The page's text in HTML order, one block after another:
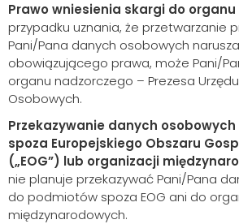
Prawo wniesienia skargi do
przypadku uznania, że przetwarzanie
Pani/Pana danych osobowych
obowiązującego prawa, może Pani/
organu nadzorczego – Prezesa
Osobowych.
Przekazywanie danych
spoza Europejskiego Obszaru
(„EOG”) lub organizacji
nie planuje przekazywać Pani/Pana
do podmiotów spoza EOG ani do
międzynarodowych.